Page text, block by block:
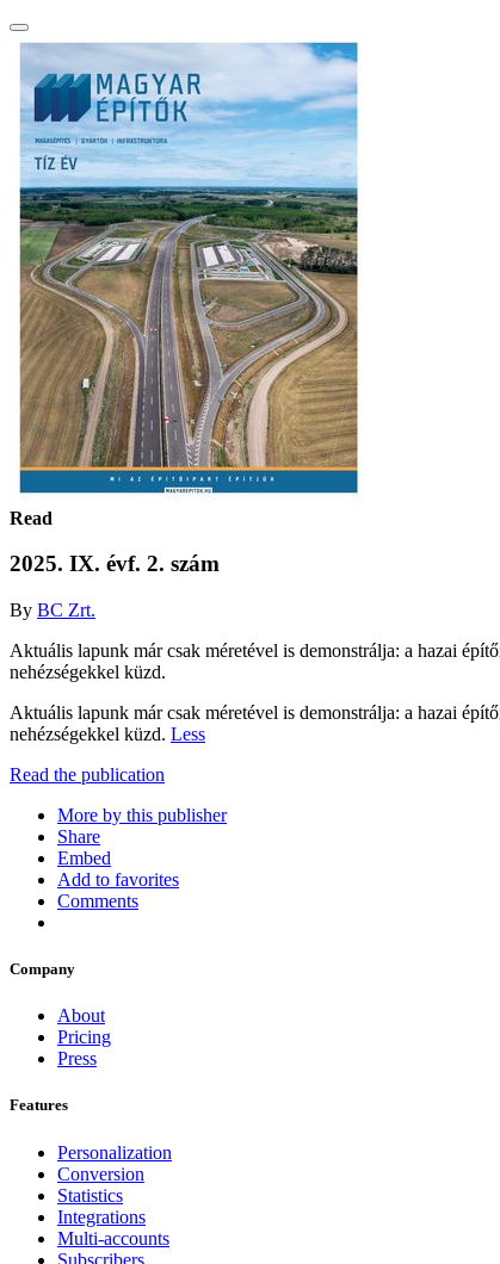
Read
2025. IX. évf. 2. szám
By BC Zrt.
Aktuális lapunk már csak méretével is demonstrálja: a hazai
nehézségekkel küzd.
Aktuális lapunk már csak méretével is demonstrálja: a hazai
nehézségekkel küzd. Less
Read the publication
More by this publisher
Share
Embed
Add to favorites
Comments
Company
About
Pricing
Press
Features
Personalization
Conversion
Statistics
Integrations
Multi-accounts
Subscribers